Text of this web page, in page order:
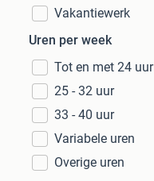
Vakantiewerk
Uren per week
Tot en met 24 uur
25 - 32 uur
33 - 40 uur
Variabele uren
Overige uren